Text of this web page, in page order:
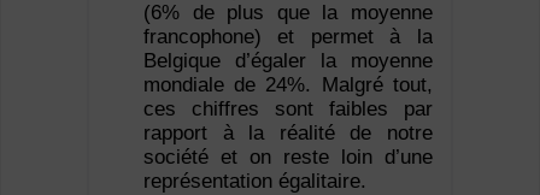
(6% de plus que la moyenne
francophone) et permet à la
Belgique d’égaler la moyenne
mondiale de 24%. Malgré tout,
ces chiffres sont faibles par
rapport à la réalité de notre
société et on reste loin d’une
représentation égalitaire.